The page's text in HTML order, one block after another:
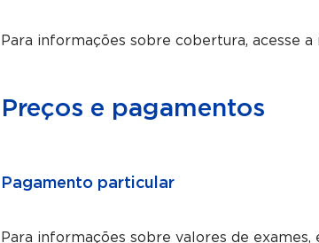
Para informações sobre cobertura, acesse a
Preços e pagamentos
Pagamento particular
Para informações sobre valores de